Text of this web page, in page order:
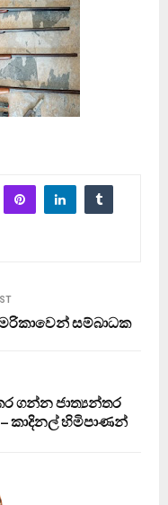
සම්බාධක
ගන්න ජාත්‍යන්තර
කාදිනල් හිමිපාණන්